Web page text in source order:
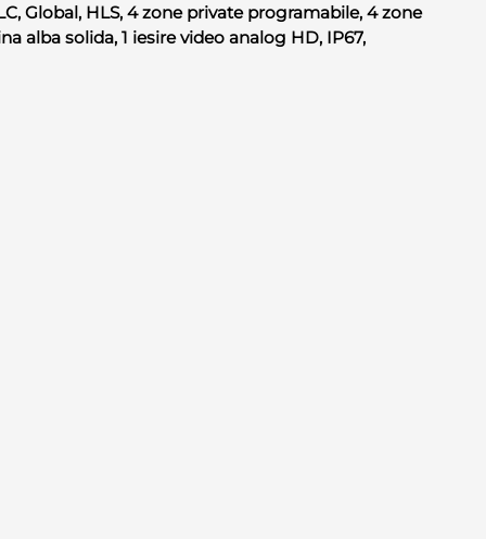
Global, HLS, 4 zone private programabile, 4 zone
alba solida, 1 iesire video analog HD, IP67,